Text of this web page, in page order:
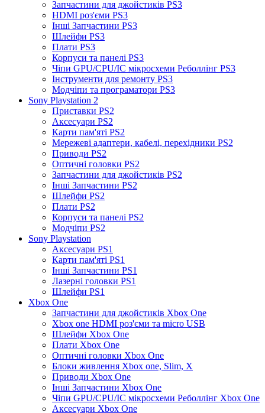
Запчастини для джойстиків PS3
HDMI роз'єми PS3
Інші Запчастини PS3
Шлейфи PS3
Плати PS3
Корпуси та панелі PS3
Чіпи GPU/CPU/IC мікросхеми Реболлінг PS3
Інструменти для ремонту PS3
Модчіпи та програматори PS3
Sony Playstation 2
Приставки PS2
Аксесуари PS2
Карти пам'яті PS2
Мережеві адаптери, кабелі, перехідники PS2
Приводи PS2
Оптичні головки PS2
Запчастини для джойстиків PS2
Інші Запчастини PS2
Шлейфи PS2
Плати PS2
Корпуси та панелі PS2
Модчіпи PS2
Sony Playstation
Аксесуари PS1
Карти пам'яті PS1
Інші Запчастини PS1
Лазерні головки PS1
Шлейфи PS1
Xbox One
Запчастини для джойстиків Xbox One
Xbox one HDMI роз'єми та micro USB
Шлейфи Xbox One
Плати Xbox One
Оптичні головки Xbox One
Блоки живлення Xbox one, Slim, X
Приводи Xbox One
Інші Запчастини Xbox One
Чіпи GPU/CPU/IC мікросхеми Реболлінг Xbox One
Аксесуари Xbox One